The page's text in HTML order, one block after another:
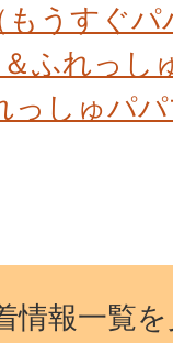
もうすぐ
ふれっし
っしゅパ
情報一覧